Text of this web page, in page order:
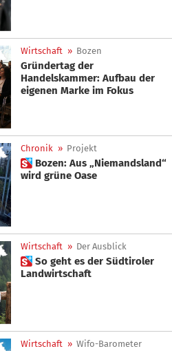
Wirtschaft » Bozen
Gründertag der
Handelskammer: Aufbau der
eigenen Marke im Fokus
Chronik » Projekt
 Bozen: Aus „Niemandsland“
wird grüne Oase
Wirtschaft » Der Ausblick
 So geht es der Südtiroler
Landwirtschaft
Wirtschaft » Wifo-Barometer